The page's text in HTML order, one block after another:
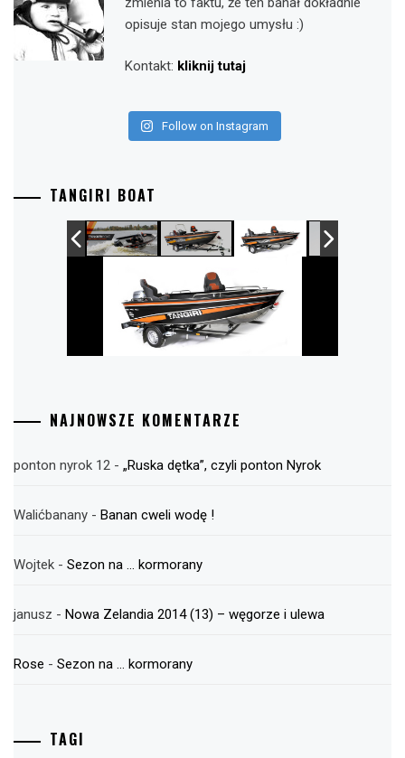
opisuje stan mojego umysłu :)
Kontakt: kliknij tutaj
Follow on Instagram
TANGIRI BOAT
NAJNOWSZE KOMENTARZE
ponton nyrok 12 - „Ruska dętka”, czyli ponton Nyrok
Walićbanany - Banan cweli wodę !
Wojtek - Sezon na … kormorany
janusz - Nowa Zelandia 2014 (13) – węgorze i ulewa
Rose - Sezon na … kormorany
TAGI